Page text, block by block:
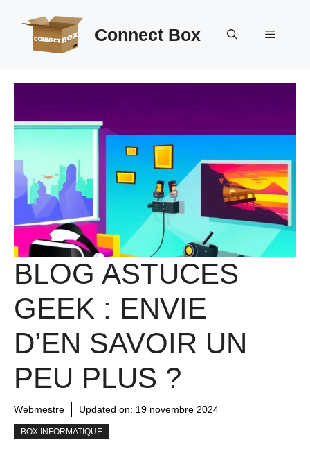
contenu
Connect Box Menu
BLOG ASTUCES
GEEK : ENVIE
D’EN SAVOIR UN
PEU PLUS ?
Webmestre Updated on: 19 novembre 2024
BOX INFORMATIQUE